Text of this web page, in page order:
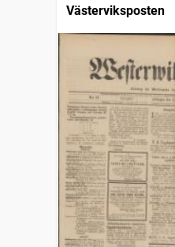
Västerviksposten